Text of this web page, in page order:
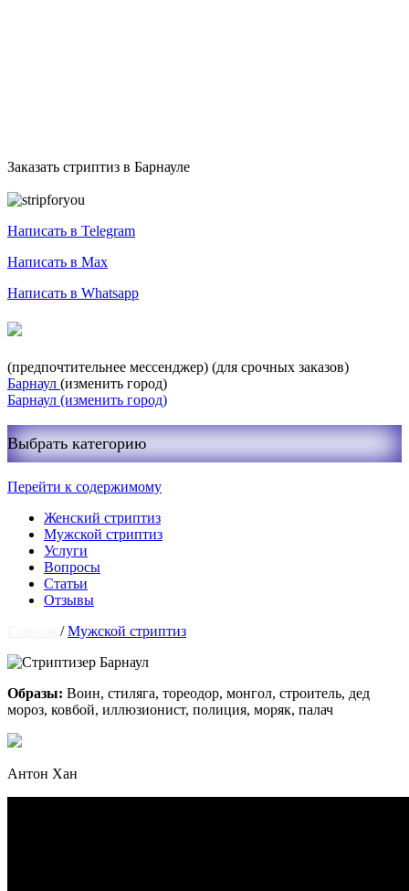
Заказать стриптиз в Барнауле
Написать в Telegram
Написать в Max
Написать в Whatsapp
(предпочтительнее мессенджер) (для срочных заказов)
Барнаул (изменить город)
Барнаул (изменить город)
Выбрать категорию
Перейти к содержимому
Женский стриптиз
Мужской стриптиз
Услуги
Вопросы
Статьи
Отзывы
/Мужской стриптиз
Образы: Воин, стиляга, тореодор, монгол, строитель, дед
мороз, ковбой, иллюзионист, полиция, моряк, палач
Антон Хан